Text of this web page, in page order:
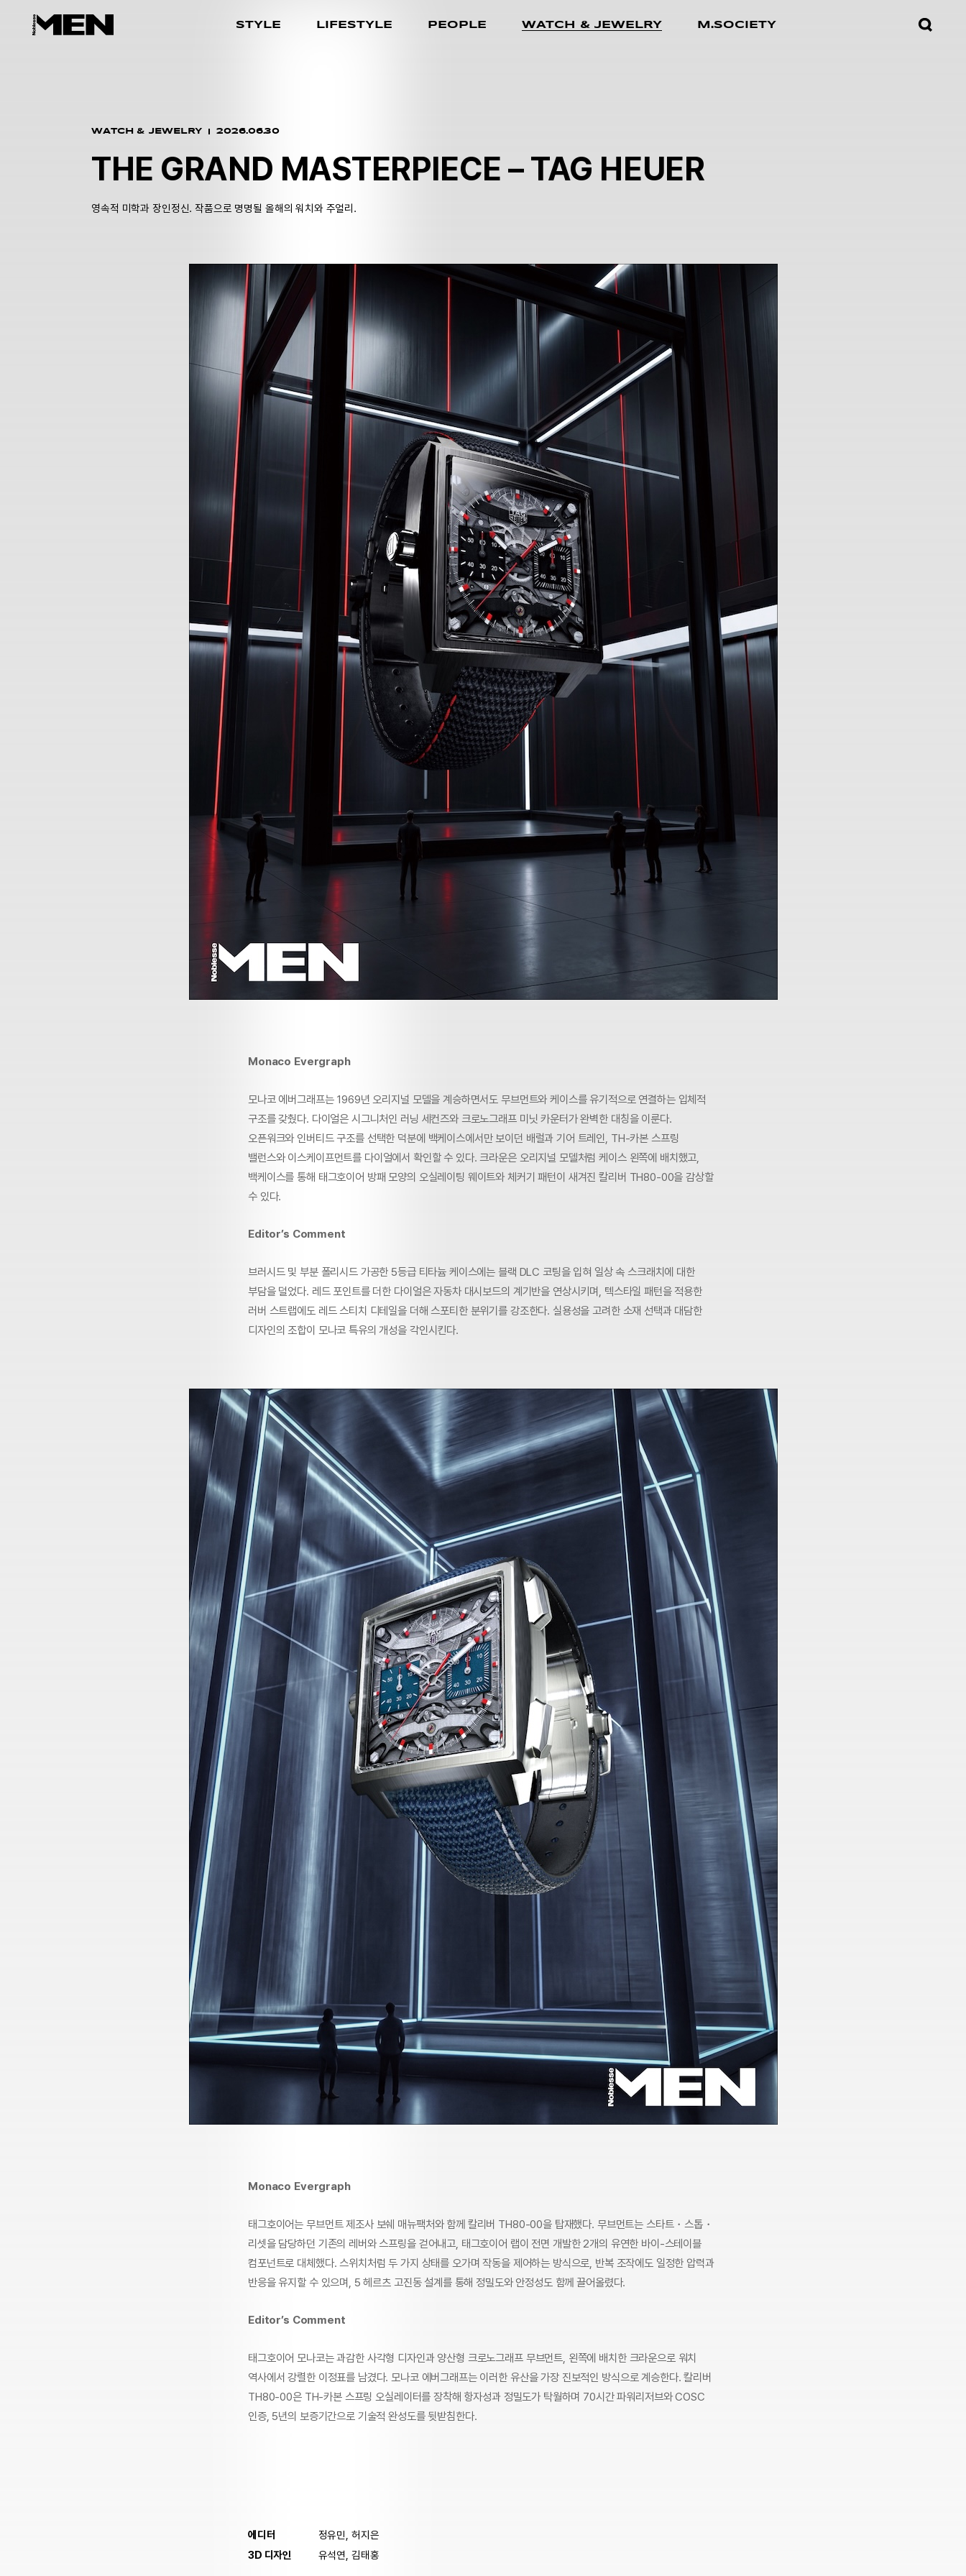
STYLE LIFESTYLE PEOPLE WATCH & JEWELRY M.SOCIETY
WATCH & JEWELRY 2026.06.30
THE GRAND MASTERPIECE – TAG HEUER
영속적 미학과 장인정신. 작품으로 명명될 올해의 워치와 주얼리.
Monaco Evergraph
모나코 에버그래프는 1969년 오리지널 모델을 계승하면서도 무브먼트와 케이스를 유기적으로 연결하는 입체적
구조를 갖췄다. 다이얼은 시그니처인 러닝 세컨즈와 크로노그래프 미닛 카운터가 완벽한 대칭을 이룬다.
오픈워크와 인버티드 구조를 선택한 덕분에 백케이스에서만 보이던 배럴과 기어 트레인, TH-카본 스프링
밸런스와 이스케이프먼트를 다이얼에서 확인할 수 있다. 크라운은 오리지널 모델처럼 케이스 왼쪽에 배치했고,
백케이스를 통해 태그호이어 방패 모양의 오실레이팅 웨이트와 체커기 패턴이 새겨진 칼리버 TH80-00을 감상할
수 있다.
Editor’s Comment
브러시드 및 부분 폴리시드 가공한 5등급 티타늄 케이스에는 블랙 DLC 코팅을 입혀 일상 속 스크래치에 대한
부담을 덜었다. 레드 포인트를 더한 다이얼은 자동차 대시보드의 계기반을 연상시키며, 텍스타일 패턴을 적용한
러버 스트랩에도 레드 스티치 디테일을 더해 스포티한 분위기를 강조한다. 실용성을 고려한 소재 선택과 대담한
디자인의 조합이 모나코 특유의 개성을 각인시킨다.
Monaco Evergraph
태그호이어는 무브먼트 제조사 보쉐 매뉴팩처와 함께 칼리버 TH80-00을 탑재했다. 무브먼트는 스타트・스톱・
리셋을 담당하던 기존의 레버와 스프링을 걷어내고, 태그호이어 랩이 전면 개발한 2개의 유연한 바이-스테이블
컴포넌트로 대체했다. 스위치처럼 두 가지 상태를 오가며 작동을 제어하는 방식으로, 반복 조작에도 일정한 압력과
반응을 유지할 수 있으며, 5 헤르츠 고진동 설계를 통해 정밀도와 안정성도 함께 끌어올렸다.
Editor’s Comment
태그호이어 모나코는 과감한 사각형 디자인과 양산형 크로노그래프 무브먼트, 왼쪽에 배치한 크라운으로 워치
역사에서 강렬한 이정표를 남겼다. 모나코 에버그래프는 이러한 유산을 가장 진보적인 방식으로 계승한다. 칼리버
TH80-00은 TH-카본 스프링 오실레이터를 장착해 항자성과 정밀도가 탁월하며 70시간 파워리저브와 COSC
인증, 5년의 보증기간으로 기술적 완성도를 뒷받침한다.
에디터
정유민, 허지은
3D 디자인
유석연, 김태홍